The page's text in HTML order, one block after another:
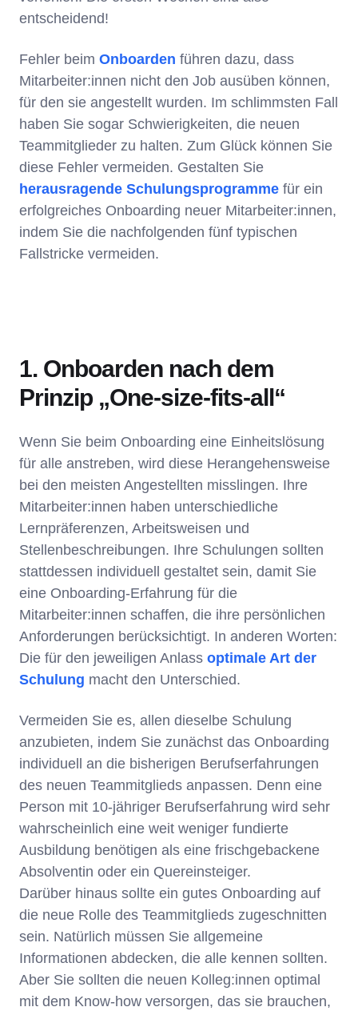
entscheidend!
Fehler beim Onboarden führen dazu, dass
Mitarbeiter:innen nicht den Job ausüben können,
für den sie angestellt wurden. Im schlimmsten Fall
haben Sie sogar Schwierigkeiten, die neuen
Teammitglieder zu halten. Zum Glück können Sie
diese Fehler vermeiden. Gestalten Sie
herausragende Schulungsprogramme für ein
erfolgreiches Onboarding neuer Mitarbeiter:innen,
indem Sie die nachfolgenden fünf typischen
Fallstricke vermeiden.
1. Onboarden nach dem
Prinzip „One-size-fits-all“
Wenn Sie beim Onboarding eine Einheitslösung
für alle anstreben, wird diese Herangehensweise
bei den meisten Angestellten misslingen. Ihre
Mitarbeiter:innen haben unterschiedliche
Lernpräferenzen, Arbeitsweisen und
Stellenbeschreibungen. Ihre Schulungen sollten
stattdessen individuell gestaltet sein, damit Sie
eine Onboarding-Erfahrung für die
Mitarbeiter:innen schaffen, die ihre persönlichen
Anforderungen berücksichtigt. In anderen Worten:
Die für den jeweiligen Anlass optimale Art der
Schulung macht den Unterschied.
Vermeiden Sie es, allen dieselbe Schulung
anzubieten, indem Sie zunächst das Onboarding
individuell an die bisherigen Berufserfahrungen
des neuen Teammitglieds anpassen. Denn eine
Person mit 10-jähriger Berufserfahrung wird sehr
wahrscheinlich eine weit weniger fundierte
Ausbildung benötigen als eine frischgebackene
Absolventin oder ein Quereinsteiger.
Darüber hinaus sollte ein gutes Onboarding auf
die neue Rolle des Teammitglieds zugeschnitten
sein. Natürlich müssen Sie allgemeine
Informationen abdecken, die alle kennen sollten.
Aber Sie sollten die neuen Kolleg:innen optimal
mit dem Know-how versorgen, das sie brauchen,